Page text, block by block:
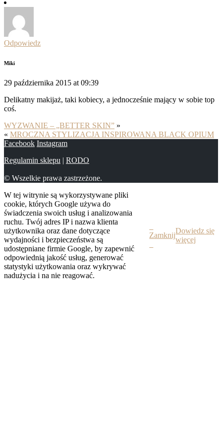
Odpowiedz
Miki
29 października 2015 at 09:39
Delikatny makijaż, taki kobiecy, a jednocześnie mający w sobie top
coś.
WYZWANIE – „BETTER SKIN” »
« MROCZNA STYLIZACJA INSPIROWANA BLACK OPIUM
Facebook Instagram
Regulamin sklepu | RODO
© Wszelkie prawa zastrzeżone.
W tej witrynie są wykorzystywane pliki
cookie, których Google używa do
świadczenia swoich usług i analizowania
ruchu. Twój adres IP i nazwa klienta
użytkownika oraz dane dotyczące
wydajności i bezpieczeństwa są
udostępniane firmie Google, by zapewnić
odpowiednią jakość usług, generować
statystyki użytkowania oraz wykrywać
nadużycia i na nie reagować.
Zamknij
Dowiedz się
więcej